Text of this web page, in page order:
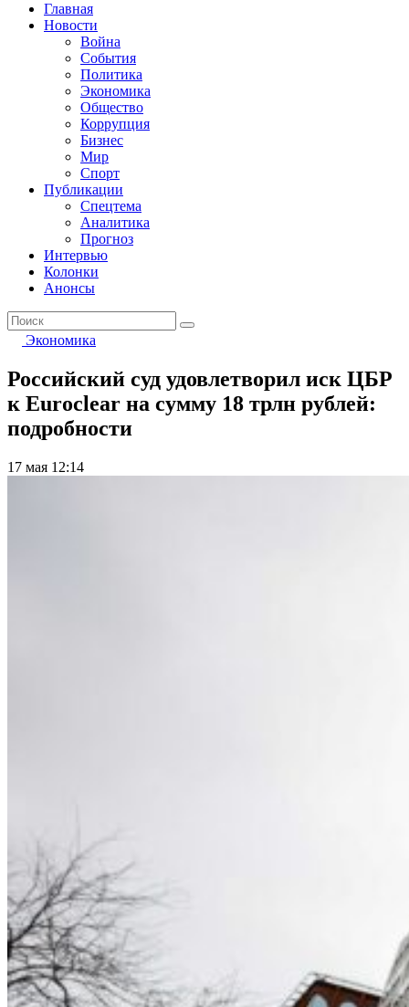
Главная
Новости
Война
События
Политика
Экономика
Общество
Коррупция
Бизнес
Мир
Спорт
Публикации
Спецтема
Аналитика
Прогноз
Интервью
Колонки
Анонсы
Экономика
Российский суд удовлетворил иск ЦБР
к Euroclear на сумму 18 трлн рублей:
подробности
17 мая 12:14